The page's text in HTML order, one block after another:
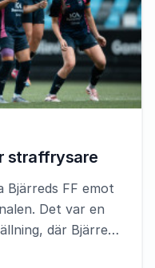
straffrysare
Bjärreds FF emot
Det var en
där Bjärred